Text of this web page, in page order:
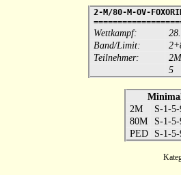
2-M/80-M-OV-
Wettkampf:
Band/Limit:
Teilnehmer:
2M
5
2M
S-1-
80M
S-1-
PED
S-1-